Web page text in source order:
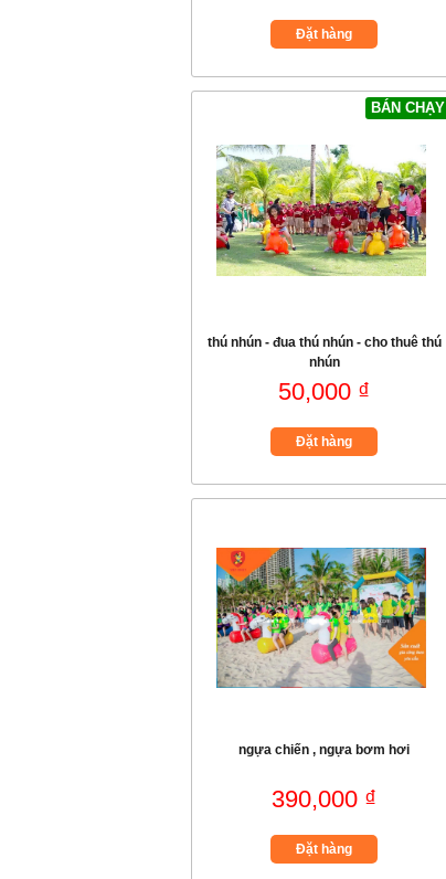
Đặt hàng
BÁN CHẠY
thú nhún - đua thú nhún - cho thuê thú
nhún
50,000 ₫
Đặt hàng
ngựa chiến , ngựa bơm hơi
390,000 ₫
Đặt hàng